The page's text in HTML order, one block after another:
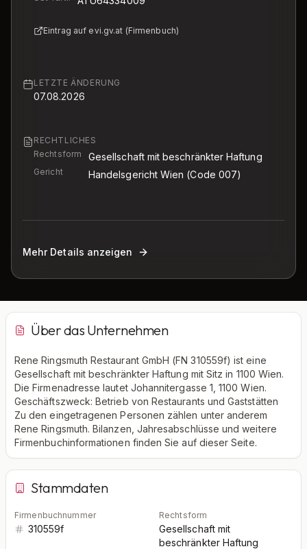
Eintrag auf evi.gv.at (Firmenbuch)
LETZTE ÄNDERUNG
07.08.2026
RECHTLICHES
Rechtsform
Gesellschaft mit beschränkter Haftung
Gericht Handelsgericht Wien (Code 007)
Mehr Details anzeigen
Über das Unternehmen
Rene Ringsmuth Restaurant GmbH (FN 310559f) ist eine
Gesellschaft mit beschränkter Haftung mit Sitz in 1100 Wien.
Die Firmenadresse lautet Johannitergasse 1, 1100 Wien.
Geschäftszweck: Betrieb von Restaurants und Gaststätten
Zu den eingetragenen Personen zählen unter anderem
Rene Ringsmuth. Bilanzen, Jahresabschlüsse und weitere
Firmenbuchinformationen finden Sie auf dieser Seite.
Stammdaten
Firmenbuchnummer
310559f
Rechtsform
Gesellschaft mit
beschränkter Haftung